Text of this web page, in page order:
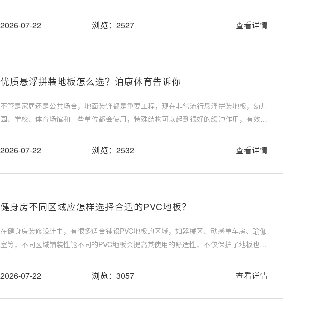
2026-07-22 浏览：2527 查看详情
优质悬浮拼装地板怎么选？泊康体育告诉你
不管是家居还是公共场合，地面装饰都是重要工程，现在非常流行悬浮拼装地板，幼儿
园、学校、体育场馆和一些单位都会使用，特殊结构可以起到很好的缓冲作用，有效地
2026-07-22 浏览：2532 查看详情
健身房不同区域应怎样选择合适的PVC地板？
在健身房装修设计中，有很多适合铺设PVC地板的区域，如器械区、动感单车房、瑜伽
室等，不同区域铺装性能不同的PVC地板会提高其使用的舒适性，不仅保护了地板也保
2026-07-22 浏览：3057 查看详情